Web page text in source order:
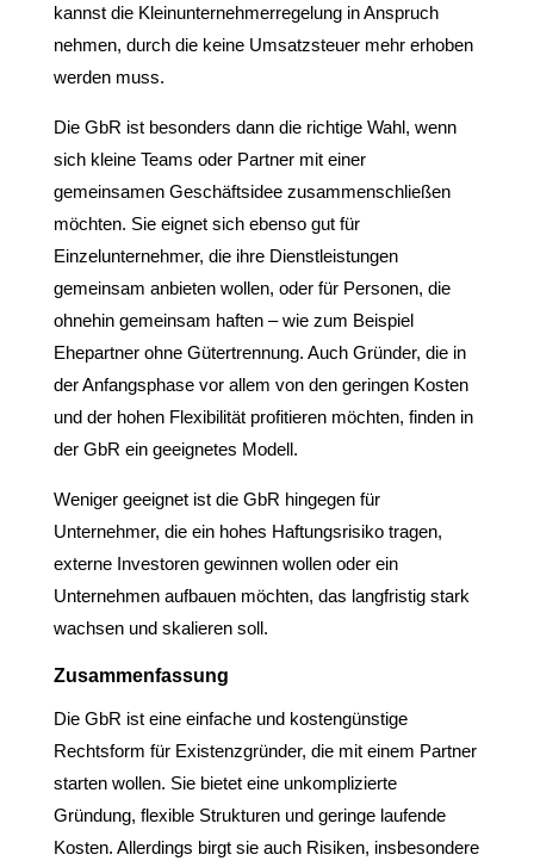
kannst die Kleinunternehmerregelung in Anspruch
nehmen, durch die keine Umsatzsteuer mehr erhoben
werden muss.
Die GbR ist besonders dann die richtige Wahl, wenn
sich kleine Teams oder Partner mit einer
gemeinsamen Geschäftsidee zusammenschließen
möchten. Sie eignet sich ebenso gut für
Einzelunternehmer, die ihre Dienstleistungen
gemeinsam anbieten wollen, oder für Personen, die
ohnehin gemeinsam haften – wie zum Beispiel
Ehepartner ohne Gütertrennung. Auch Gründer, die in
der Anfangsphase vor allem von den geringen Kosten
und der hohen Flexibilität profitieren möchten, finden in
der GbR ein geeignetes Modell.
Weniger geeignet ist die GbR hingegen für
Unternehmer, die ein hohes Haftungsrisiko tragen,
externe Investoren gewinnen wollen oder ein
Unternehmen aufbauen möchten, das langfristig stark
wachsen und skalieren soll.
Zusammenfassung
Die GbR ist eine einfache und kostengünstige
Rechtsform für Existenzgründer, die mit einem Partner
starten wollen. Sie bietet eine unkomplizierte
Gründung, flexible Strukturen und geringe laufende
Kosten. Allerdings birgt sie auch Risiken, insbesondere